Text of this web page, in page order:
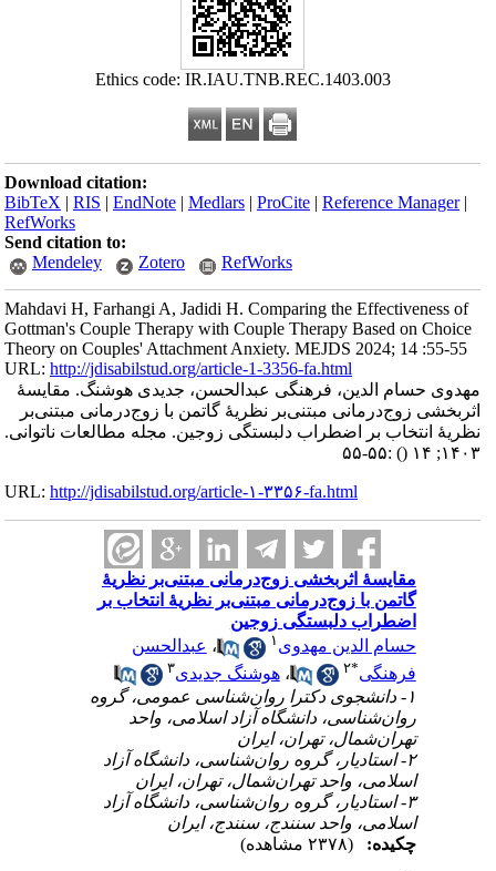
Ethics code: IR.IAU.TNB.REC.1403.003
Download citation:
BibTeX |RIS |EndNote |Medlars |ProCite |Reference Manager
RefWorks
Send citation to:
Mendeley
Zotero RefWorks
Mahdavi H, Farhangi A, Jadidi H. Comparing the Effectiveness of
Gottman's Couple Therapy with Couple Therapy Based on Choice
Theory on Couples' Attachment Anxiety. MEJDS 2024; 14 :55-55
URL:http://jdisabilstud.org/article-1-3356-fa.html
مهدوی حسام الدین، فرهنگی عبدالحسن، جدیدی هوشنگ. مقایسهٔ
اثربخشی زوج‌درمانی مبتنی‌بر نظریهٔ گاتمن با زوج‌درمانی مبتنی‌بر
نظریهٔ انتخاب بر اضطراب دلبستگی زوجین. مجله مطالعات ناتوانی.
۱۴۰۳; ۱۴
() :۵۵-۵۵
URL:http://jdisabilstud.org/article-۱-۳۳۵۶-fa.html
مقایسهٔ اثربخشی زوج‌درمانی مبتنی‌بر نظریهٔ
گاتمن با زوج‌درمانی مبتنی‌بر نظریهٔ انتخاب بر
اضطراب دلبستگی زوجین
حسام الدین مهدوی۱ ،عبدالحسن
فرهنگی
۲ ،هوشنگ جدیدی
۱- دانشجوی دکترا روان‌شناسی عمومی، گروه
روان‌شناسی، دانشگاه آزاد اسلامی، واحد
تهران‌شمال، تهران، ایران
۲- استادیار، گروه روان‌شناسی، دانشگاه آزاد
اسلامی، واحد تهران‌شمال، تهران، ایران
۳- استادیار، گروه روان‌شناسی، دانشگاه آزاد
اسلامی، واحد سنندج، سنندج، ایران
چکیده: